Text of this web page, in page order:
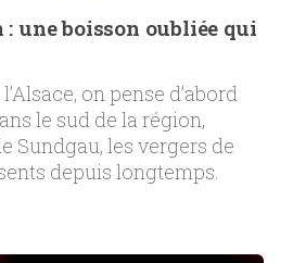
: une boisson oubliée qui
on pense d’abord
le sud de la région,
Sundgau, les vergers de
depuis longtemps.